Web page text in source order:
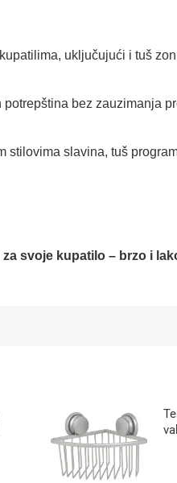
uključujući i tuš
bez zauzimanja
stilovima slavina, tuš
svoje kupatilo – brzo i